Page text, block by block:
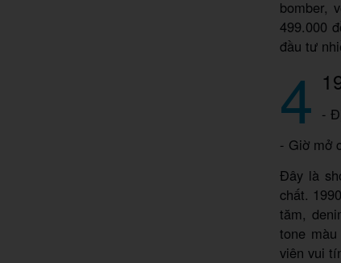
bomber,
499.000
đầu tư
4 -
- Giờ mở
Đây là
chất.
tăm,
tone
viên vui